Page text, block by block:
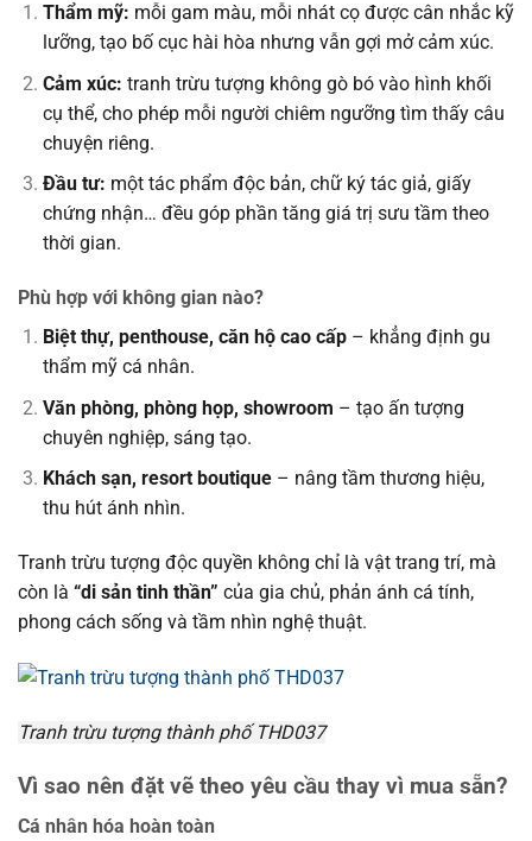
Thẩm mỹ: mỗi gam màu, mỗi nhát cọ được cân nhắc kỹ
lưỡng, tạo bố cục hài hòa nhưng vẫn gợi mở cảm xúc.
Cảm xúc: tranh trừu tượng không gò bó vào hình khối
cụ thể, cho phép mỗi người chiêm ngưỡng tìm thấy câu
chuyện riêng.
Đầu tư: một tác phẩm độc bản, chữ ký tác giả, giấy
chứng nhận… đều góp phần tăng giá trị sưu tầm theo
thời gian.
Phù hợp với không gian nào?
Biệt thự, penthouse, căn hộ cao cấp– khẳng định gu
thẩm mỹ cá nhân.
Văn phòng, phòng họp, showroom – tạo ấn tượng
chuyên nghiệp, sáng tạo.
Khách sạn, resort boutique– nâng tầm thương hiệu,
thu hút ánh nhìn.
Tranh trừu tượng độc quyền không chỉ là vật trang trí, mà
còn là “di sản tinh thần” của gia chủ, phản ánh cá tính,
phong cách sống và tầm nhìn nghệ thuật.
Tranh trừu tượng thành phố THD037
Vì sao nên đặt vẽ theo yêu cầu thay vì mua sẵn?
Cá nhân hóa hoàn toàn